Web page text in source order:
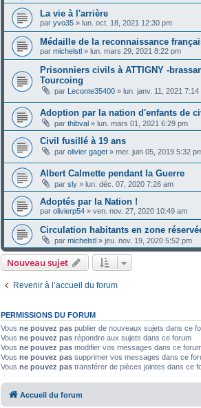
La vie à l'arrière
par yvo35 » lun. oct. 18, 2021 12:30 pm
Médaille de la reconnaissance
par michelstl » lun. mars 29, 2021 8:22 pm
Prisonniers civils à ATTIGNY -
Tourcoing
par Leconte35400 » lun. janv. 11, 2021 7:14
Adoption par la nation d'enfants de
par thibval » lun. mars 01, 2021 6:29 pm
Civil fusillé à 19 ans
par olivier gaget » mer. juin 05, 2019 5:32
Albert Calmette pendant la Guerre
par sly » lun. déc. 07, 2020 7:26 am
Adoptés par la Nation !
par olivierp54 » ven. nov. 27, 2020 10:49 am
Circulation habitants en zone
par michelstl » jeu. nov. 19, 2020 5:52 pm
Nouveau sujet
Revenir à l’accueil du forum
PERMISSIONS DU FORUM
Vous ne pouvez pas publier de nouveaux sujets dans ce
Vous ne pouvez pas répondre aux sujets dans ce forum
Vous ne pouvez pas modifier vos messages dans ce
Vous ne pouvez pas supprimer vos messages dans ce
Vous ne pouvez pas transférer de pièces jointes dans ce
Accueil du forum